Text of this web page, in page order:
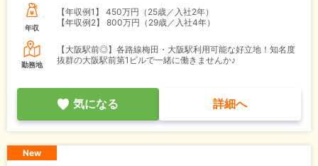
年収
【年収例1】
450万円（25歳／入社2年）
【年収例2】
800万円（29歳／入社4年）
勤務地
【大阪駅前◎】各路線梅田・大阪駅利用可能な好立地！知名度
抜群の大阪駅前第1ビルで一緒に働きませんか♪
気になる 詳細へ
New